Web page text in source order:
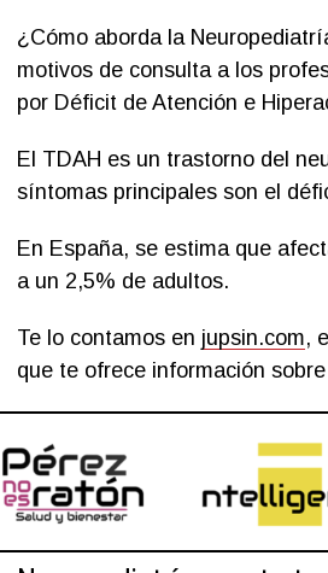
¿Cómo aborda la
motivos de consulta a los
por Déficit de Atención e
El TDAH es un trastorno del
síntomas principales son el
En España, se estima que
a un 2,5% de adultos.
Te lo contamos en jupsin.com,
que te ofrece información